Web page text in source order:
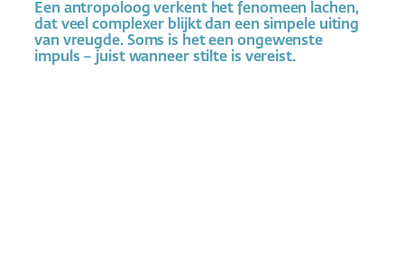
Een antropoloog verkent het fenomeen lachen,
dat veel complexer blijkt dan een simpele uiting
van vreugde. Soms is het een ongewenste
impuls – juist wanneer stilte is vereist.